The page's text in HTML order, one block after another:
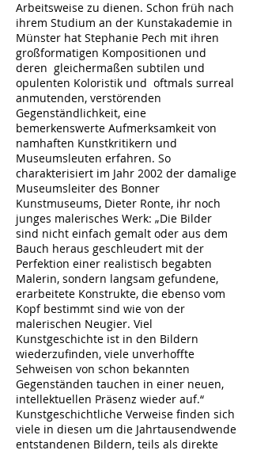
Arbeitsweise zu dienen. Schon früh nach
ihrem Studium an der Kunstakademie in
Münster hat Stephanie Pech mit ihren
großformatigen Kompositionen und
deren gleichermaßen subtilen und
opulenten Koloristik und oftmals surreal
anmutenden, verstörenden
Gegenständlichkeit, eine
bemerkenswerte Aufmerksamkeit von
namhaften Kunstkritikern und
Museumsleuten erfahren. So
charakterisiert im Jahr 2002 der damalige
Museumsleiter des Bonner
Kunstmuseums, Dieter Ronte, ihr noch
junges malerisches Werk: „Die Bilder
sind nicht einfach gemalt oder aus dem
Bauch heraus geschleudert mit der
Perfektion einer realistisch begabten
Malerin, sondern langsam gefundene,
erarbeitete Konstrukte, die ebenso vom
Kopf bestimmt sind wie von der
malerischen Neugier. Viel
Kunstgeschichte ist in den Bildern
wiederzufinden, viele unverhoffte
Sehweisen von schon bekannten
Gegenständen tauchen in einer neuen,
intellektuellen Präsenz wieder auf.“
Kunstgeschichtliche Verweise finden sich
viele in diesen um die Jahrtausendwende
entstandenen Bildern, teils als direkte